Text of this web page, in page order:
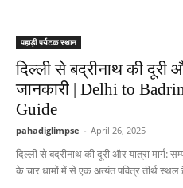
पहाड़ी पर्यटक स्थान
दिल्ली से बद्रीनाथ की दूरी
जानकारी | Delhi to
Guide
pahadiglimpse - April 26, 2025
दिल्ली से बद्रीनाथ की दूरी और यात्रा मार्ग:
के चार धामों में से एक अत्यंत पवित्र तीर्थ